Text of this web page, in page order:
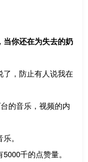
当你还在为失去的奶
，防止有人说我在
的音乐，视频的内
。
千的点赞量。